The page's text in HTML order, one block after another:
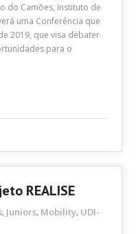
do Camões, Instituto de
uma Conferência que
2019, que visa debater
para o
REALISE
, Juniors, Mobility, UDI-